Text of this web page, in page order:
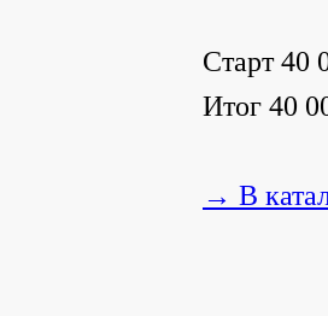
Старт 40
Итог 40
→ В